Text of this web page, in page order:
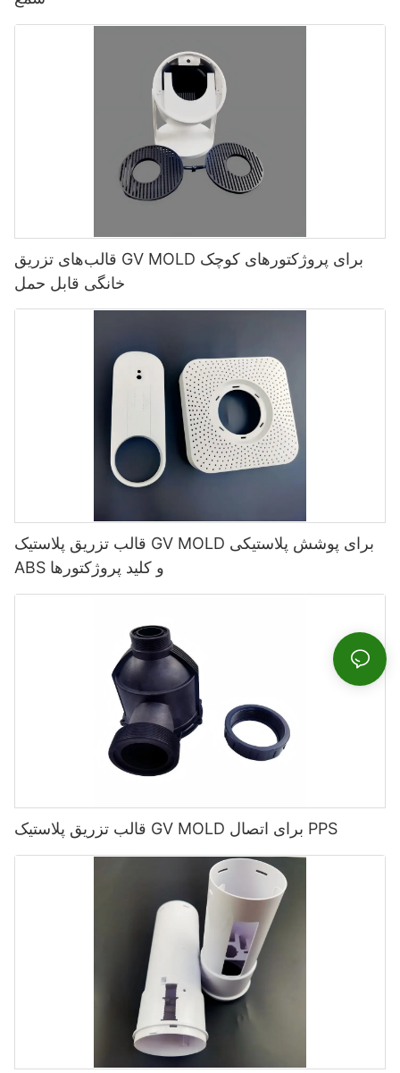
قالب‌های تزریق GV MOLD برای پروژکتورهای کوچک
خانگی قابل حمل
قالب تزریق پلاستیک GV MOLD برای پوشش پلاستیکی
ABS و کلید پروژکتورها
قالب تزریق پلاستیک GV MOLD برای اتصال PPS